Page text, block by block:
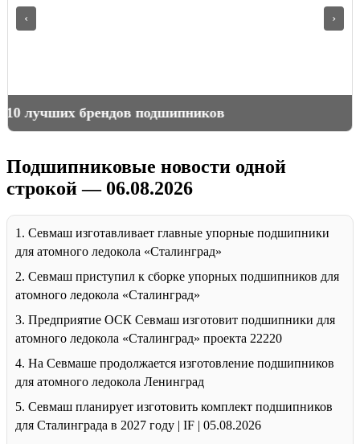
для горной спецтехники
‹ ›
Подшипниковые новости одной
строкой — 06.08.2026
1. Севмаш изготавливает главные упорные подшипники
для атомного ледокола «Сталинград»
2. Севмаш приступил к сборке упорных подшипников для
атомного ледокола «Сталинград»
3. Предприятие ОСК Севмаш изготовит подшипники для
атомного ледокола «Сталинград» проекта 22220
4. На Севмаше продолжается изготовление подшипников
для атомного ледокола Ленинград
5. Севмаш планирует изготовить комплект подшипников
для Сталинграда в 2027 году | IF | 05.08.2026